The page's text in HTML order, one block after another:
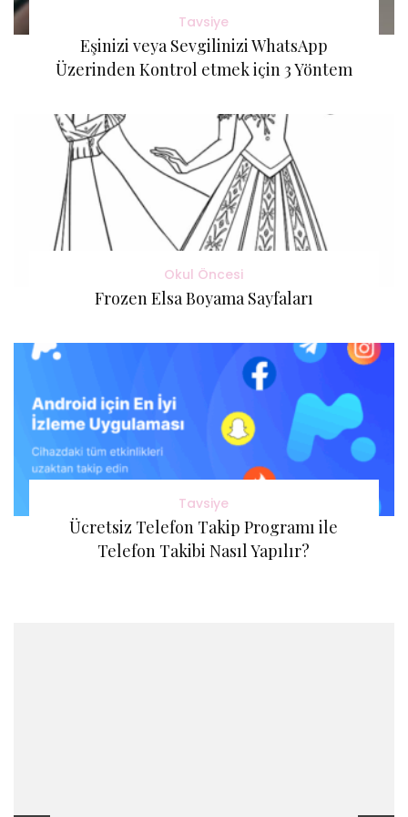
Tavsiye
Eşinizi veya Sevgilinizi WhatsApp
Üzerinden Kontrol etmek için 3 Yöntem
Okul Öncesi
Frozen Elsa Boyama Sayfaları
Tavsiye
Ücretsiz Telefon Takip Programı ile
Telefon Takibi Nasıl Yapılır?